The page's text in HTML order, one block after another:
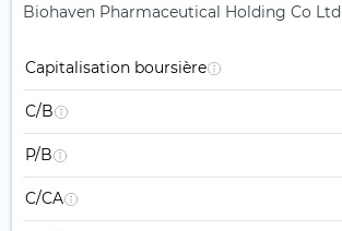
Biohaven Pharmaceutical Holding Co Ltd
Capitalisation boursière
C/B
P/B
C/CA